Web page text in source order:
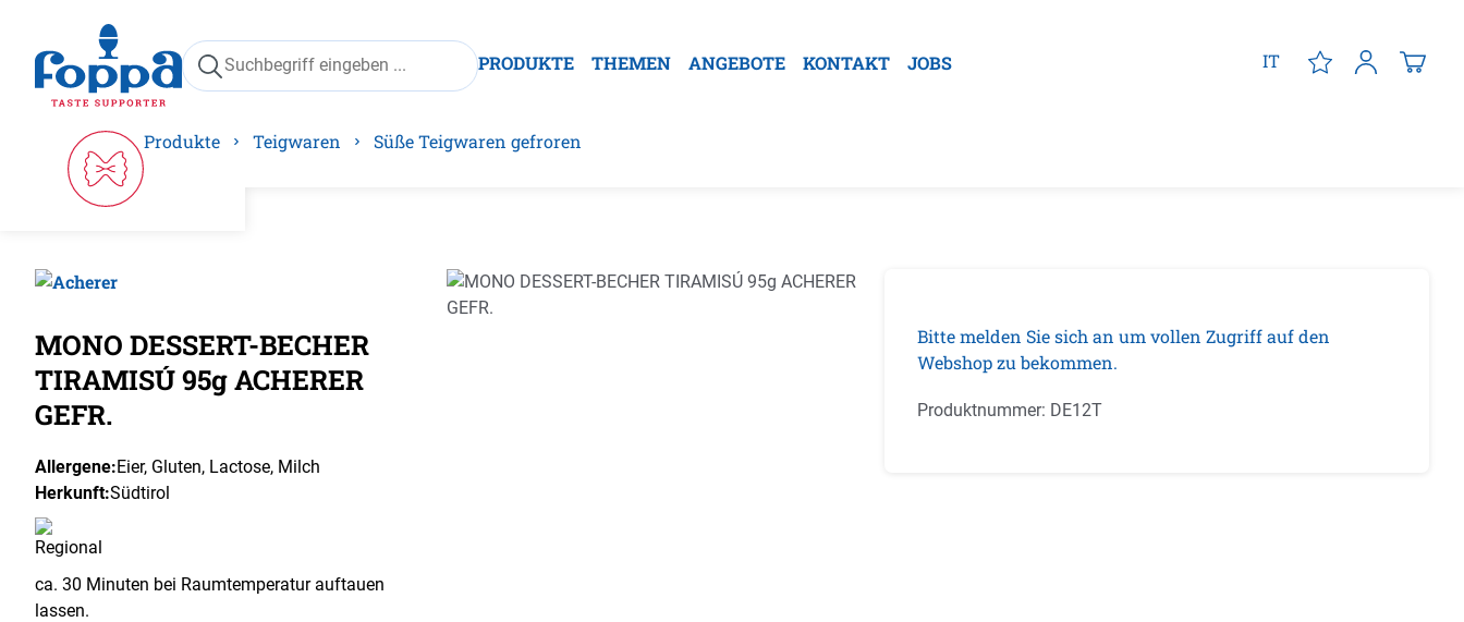
Zur Hauptnavigation springen
PRODUKTE THEMEN ANGEBOTE KONTAKT JOBS IT
Produkte Teigwaren Süße Teigwaren gefroren
MONO DESSERT-BECHER
TIRAMISÚ 95g ACHERER
GEFR.
Allergene:Eier, Gluten, Lactose, Milch
Herkunft:Südtirol
ca. 30 Minuten bei Raumtemperatur auftauen
lassen.
Bildergalerie überspringen
Bitte melden Sie sich an um vollen Zugriff auf den
Webshop zu bekommen.
Produktnummer: DE12T